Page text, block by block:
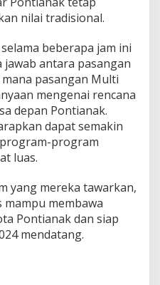
nilai tradisional.
beberapa jam ini
antara pasangan
pasangan Multi
mengenai rencana
depan Pontianak.
dapat semakin
program
luas.
yang mereka tawarkan,
membawa
Pontianak dan siap
mendatang.